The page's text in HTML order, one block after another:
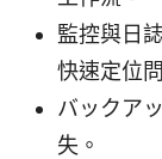
監控與日
快速定位
バックア
失。